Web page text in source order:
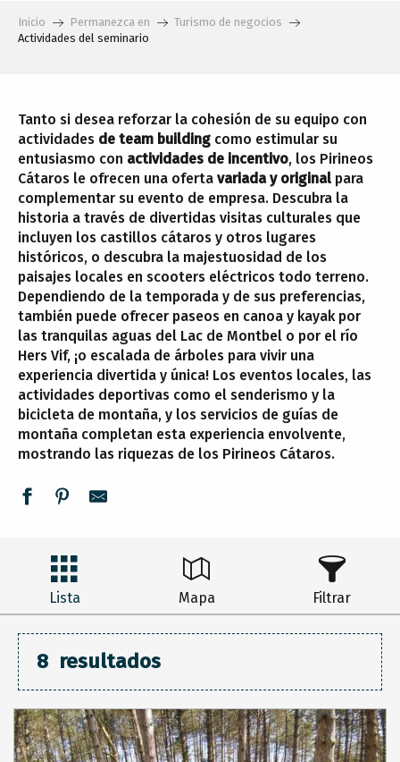
Inicio Permanezca en
Turismo de negocios
Actividades del seminario
Tanto si desea reforzar la cohesión de su equipo con
actividades de team building como estimular su
entusiasmo con actividades de incentivo, los Pirineos
Cátaros le ofrecen una oferta variada y originalpara
complementar su evento de empresa. Descubra la
historia a través de divertidas visitas culturales que
incluyen los castillos cátaros y otros lugares
históricos, o descubra la majestuosidad de los
paisajes locales en scooters eléctricos todo terreno.
Dependiendo de la temporada y de sus preferencias,
también puede ofrecer paseos en canoa y kayak por
las tranquilas aguas del Lac de Montbel o por el río
Hers Vif, ¡o escalada de árboles para vivir una
experiencia divertida y única! Los eventos locales, las
actividades deportivas como el senderismo y la
bicicleta de montaña, y los servicios de guías de
montaña completan esta experiencia envolvente,
mostrando las riquezas de los Pirineos Cátaros.
Lista Mapa Filtrar
8 resultados